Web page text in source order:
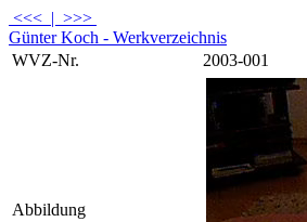
<<< | >>>
Günter Koch - Werkverzeichnis
WVZ-Nr.
2003-001
Abbildung